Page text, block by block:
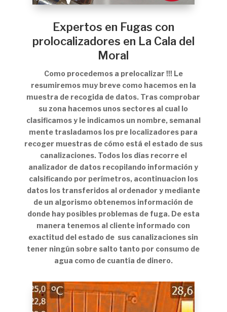
Expertos en Fugas con
prolocalizadores en La Cala del
Moral
Como procedemos a prelocalizar !!! Le
resumiremos muy breve como hacemos en la
muestra de recogida de datos. Tras comprobar
su zona hacemos unos sectores al cual lo
clasificamos y le indicamos un nombre, semanal
mente trasladamos los pre localizadores para
recoger muestras de cómo está el estado de sus
canalizaciones. Todos los días recorre el
analizador de datos recopilando información y
calsificando por perímetros, acontinuacion los
datos los transferidos al ordenador y mediante
de un algorismo obtenemos información de
donde hay posibles problemas de fuga. De esta
manera tenemos al cliente informado con
exactitud del estado de sus canalizaciones sin
tener ningún sobre salto tanto por consumo de
agua como de cuantía de dinero.